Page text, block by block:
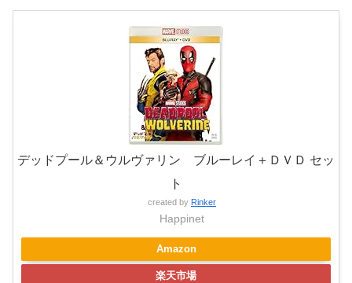
デッドプール＆ウルヴァリン ブルーレイ＋ＤＶＤ セッ
ト
created by Rinker
Happinet
Amazon
楽天市場